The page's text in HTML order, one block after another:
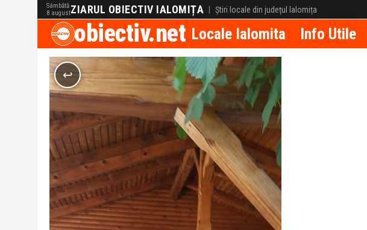
Sâmbătă
8 augustZIARUL OBIECTIV IALOMIȚA | Știri locale din județul Ialomița
obiectiv.net Locale Ialomita Info Utile